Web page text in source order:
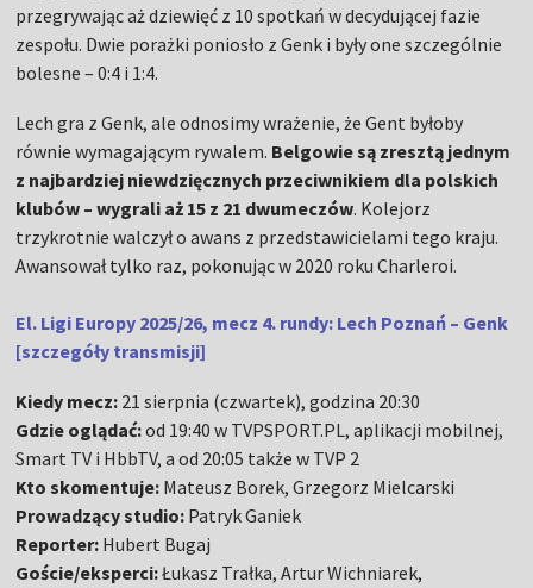
przegrywając aż dziewięć z 10 spotkań w decydującej fazie
zespołu. Dwie porażki poniosło z Genk i były one szczególnie
bolesne – 0:4 i 1:4.
Lech gra z Genk, ale odnosimy wrażenie, że Gent byłoby
równie wymagającym rywalem. Belgowie są zresztą jednym
z najbardziej niewdzięcznych przeciwnikiem dla polskich
klubów – wygrali aż 15 z 21 dwumeczów. Kolejorz
trzykrotnie walczył o awans z przedstawicielami tego kraju.
Awansował tylko raz, pokonując w 2020 roku Charleroi.
El. Ligi Europy 2025/26, mecz 4. rundy: Lech Poznań – Genk
[szczegóły transmisji]
Kiedy mecz: 21 sierpnia (czwartek), godzina 20:30
Gdzie oglądać:od 19:40 w TVPSPORT.PL, aplikacji mobilnej,
Smart TV i HbbTV, a od 20:05 także w TVP 2
Kto skomentuje: Mateusz Borek, Grzegorz Mielcarski
Prowadzący studio: Patryk Ganiek
Reporter: Hubert Bugaj
Goście/eksperci:Łukasz Trałka, Artur Wichniarek,